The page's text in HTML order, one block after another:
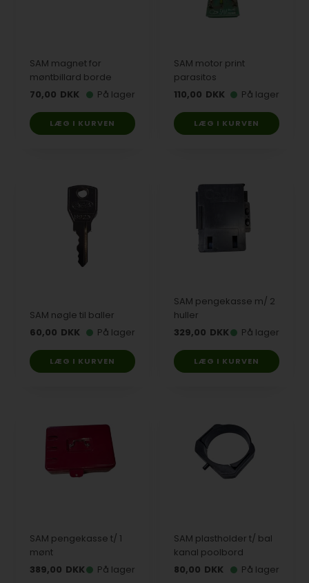
SAM magnet for
møntbillard borde
70,00 DKK På lager
SAM motor print
parasitos
110,00 DKK På lager
SAM nøgle til baller
60,00 DKK På lager
SAM pengekasse m/ 2
huller
329,00 DKK På lager
SAM pengekasse t/ 1
mønt
389,00 DKK På lager
SAM plastholder t/ bal
kanal poolbord
80,00 DKK På lager